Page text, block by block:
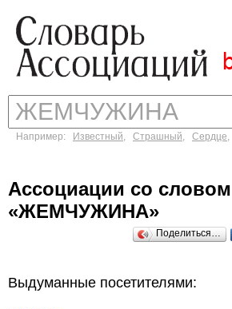
Например: Известный, Страшный, Сердце,
Ассоциации со словом
«ЖЕМЧУЖИНА»
Поделиться…
Выдуманные посетителями: